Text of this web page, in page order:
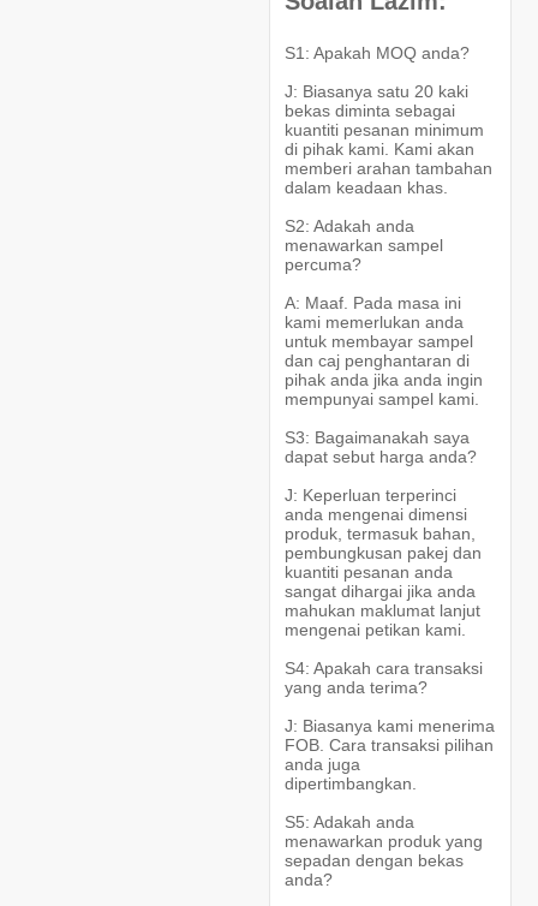
S1: Apakah MOQ anda?
J: Biasanya satu 20 kaki
bekas diminta sebagai
kuantiti pesanan minimum
di pihak kami. Kami akan
memberi arahan tambahan
dalam keadaan khas.
S2: Adakah anda
menawarkan sampel
percuma?
A: Maaf. Pada masa ini
kami memerlukan anda
untuk membayar sampel
dan caj penghantaran di
pihak anda jika anda ingin
mempunyai sampel kami.
S3: Bagaimanakah saya
dapat sebut harga anda?
J: Keperluan terperinci
anda mengenai dimensi
produk, termasuk bahan,
pembungkusan pakej dan
kuantiti pesanan anda
sangat dihargai jika anda
mahukan maklumat lanjut
mengenai petikan kami.
S4: Apakah cara transaksi
yang anda terima?
J: Biasanya kami menerima
FOB. Cara transaksi pilihan
anda juga
dipertimbangkan.
S5: Adakah anda
menawarkan produk yang
sepadan dengan bekas
anda?